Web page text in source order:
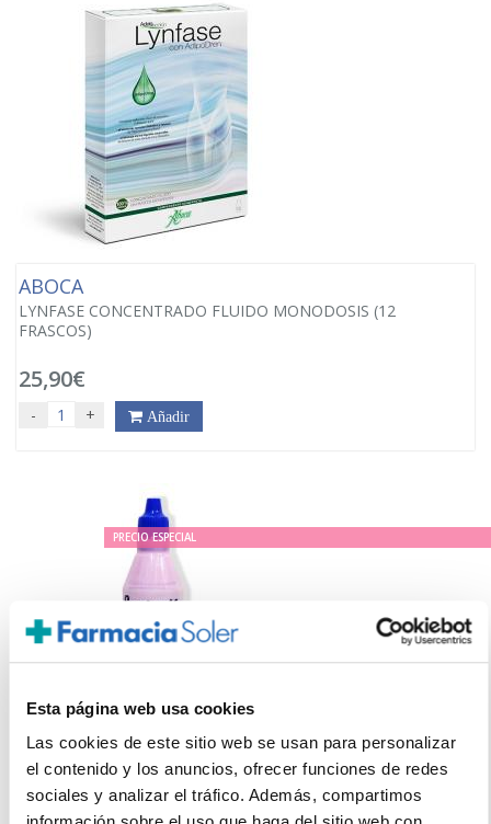
Esta página web usa cookies
Las cookies de este sitio web se usan para personalizar
el contenido y los anuncios, ofrecer funciones de redes
sociales y analizar el tráfico. Además, compartimos
ABOCA
LYNFASE CONCENTRADO FLUIDO MONODOSIS (12
FRASCOS)
25,90€
- + Añadir
PRECIO ESPECIAL
SUCRALÍN
ENDULZANTE LÍQUIDO (84ml/140 dosis)